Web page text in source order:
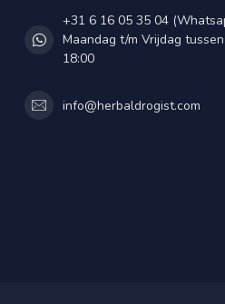
+31 6 16 05 35 04
Maandag t/m Vrijdag
18:00
info@herbaldrogist.com